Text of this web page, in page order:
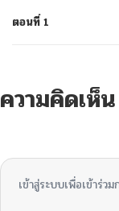
ตอนที่ 1
ความคิดเห็น
เข้าสู่ระบบเพื่อเข้าร่ว